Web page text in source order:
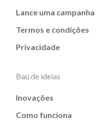
Lance uma campanha
Termos e condições
Privacidade
Baú de ideias
Inovações
Como funciona